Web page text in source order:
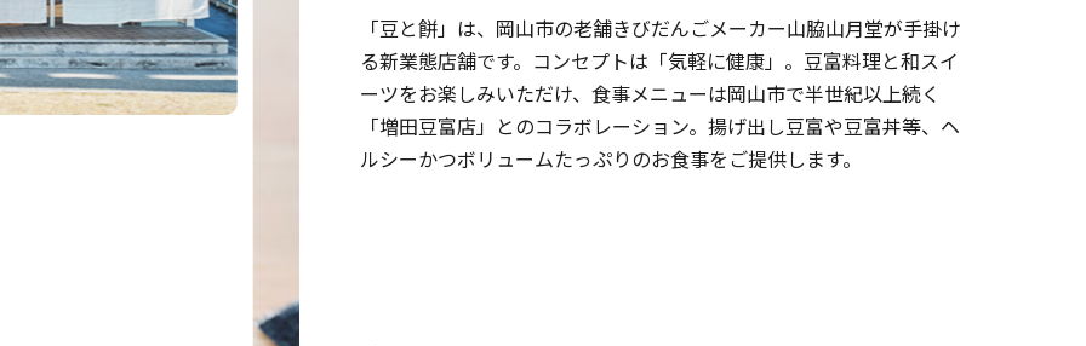
「豆と餅」は、岡山市の老舗きびだんごメーカー山脇山月堂が手掛け
る新業態店舗です。コンセプトは「気軽に健康」。豆富料理と和スイ
ーツをお楽しみいただけ、食事メニューは岡山市で半世紀以上続く
「増田豆富店」とのコラボレーション。揚げ出し豆富や豆富丼等、ヘ
ルシーかつボリュームたっぷりのお食事をご提供します。